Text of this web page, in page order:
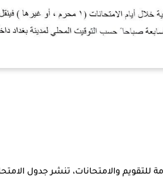
للتقويم والامتحانات، تنشر جدول